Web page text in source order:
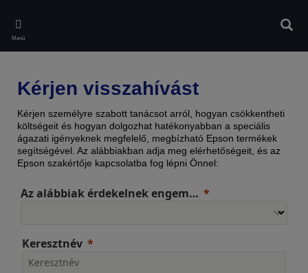
main
content
Menü
Kérjen visszahívást
Kérjen személyre szabott tanácsot arról, hogyan csökkentheti
költségeit és hogyan dolgozhat hatékonyabban a speciális
ágazati igényeknek megfelelő, megbízható Epson termékek
segítségével. Az alábbiakban adja meg elérhetőségeit, és az
Epson szakértője kapcsolatba fog lépni Önnel:
Az alábbiak érdekelnek engem…
Keresztnév